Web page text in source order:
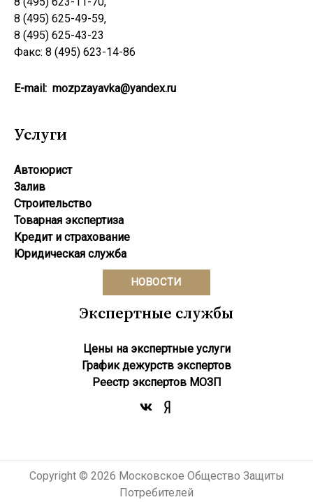
8 (495) 625-49-59,
8 (495) 625-43-23
Факс: 8 (495) 623-14-86
E-mail: mozpzayavka@yandex.ru
Услуги
Автоюрист
Залив
Строительство
Товарная экспертиза
Кредит и страхование
Юридическая служба
НОВОСТИ
Экспертные службы
Цены на экспертные услуги
График дежурств экспертов
Реестр экcпертов МОЗП
Copyright © 2026 Московское Общество Защиты
Потребителей